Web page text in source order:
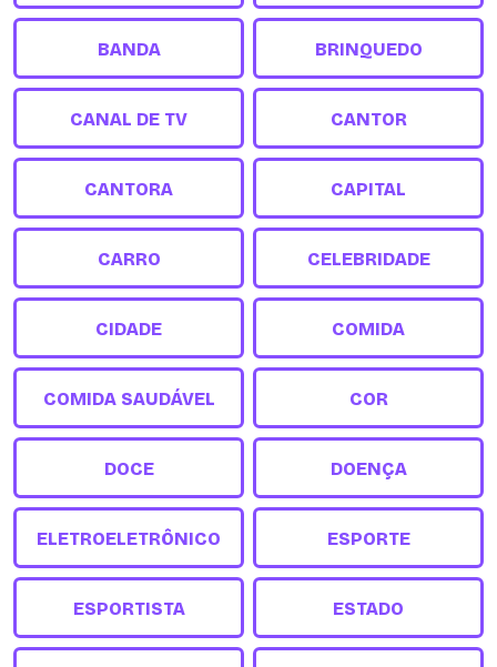
BANDA BRINQUEDO
CANAL DE TV CANTOR
CANTORA CAPITAL
CARRO CELEBRIDADE
CIDADE COMIDA
COMIDA SAUDÁVEL COR
DOCE DOENÇA
ELETROELETRÔNICO ESPORTE
ESPORTISTA ESTADO